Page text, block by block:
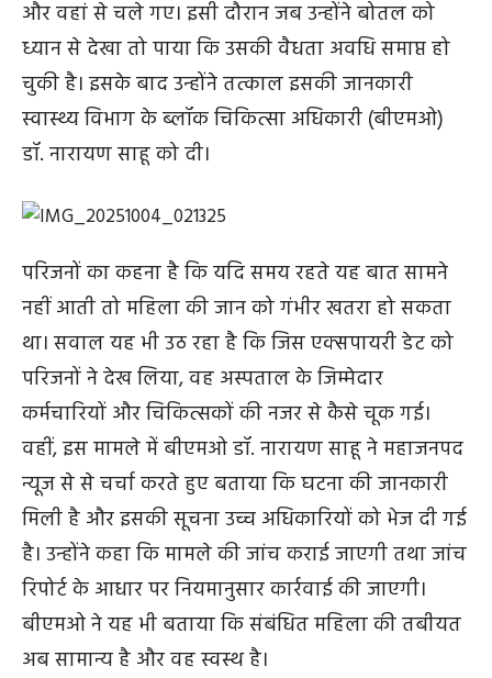
और वहां से चले गए। इसी दौरान जब उन्होंने बोतल को
ध्यान से देखा तो पाया कि उसकी वैधता अवधि समाप्त हो
चुकी है। इसके बाद उन्होंने तत्काल इसकी जानकारी
स्वास्थ्य विभाग के ब्लॉक चिकित्सा अधिकारी (बीएमओ)
डॉ. नारायण साहू को दी।
परिजनों का कहना है कि यदि समय रहते यह बात सामने
नहीं आती तो महिला की जान को गंभीर खतरा हो सकता
था। सवाल यह भी उठ रहा है कि जिस एक्सपायरी डेट को
परिजनों ने देख लिया, वह अस्पताल के जिम्मेदार
कर्मचारियों और चिकित्सकों की नजर से कैसे चूक गई।
वहीं, इस मामले में बीएमओ डॉ. नारायण साहू ने महाजनपद
न्यूज से से चर्चा करते हुए बताया कि घटना की जानकारी
मिली है और इसकी सूचना उच्च अधिकारियों को भेज दी गई
है। उन्होंने कहा कि मामले की जांच कराई जाएगी तथा जांच
रिपोर्ट के आधार पर नियमानुसार कार्रवाई की जाएगी।
बीएमओ ने यह भी बताया कि संबंधित महिला की तबीयत
अब सामान्य है और वह स्वस्थ है।